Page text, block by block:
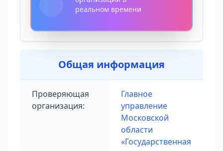
реальном времени
Общая информация
Проверяющая
организация:
Главное
управление
Московской
области
«Государственная